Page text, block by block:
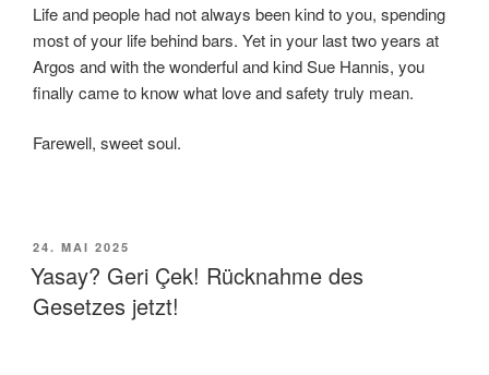
Life and people had not always been kind to you, spending
most of your life behind bars. Yet in your last two years at
Argos and with the wonderful and kind Sue Hannis, you
finally came to know what love and safety truly mean.
Farewell, sweet soul.
VERÖFFENTLICHT
AM
24. MAI 2025
Yasay? Geri Çek! Rücknahme des
Gesetzes jetzt!